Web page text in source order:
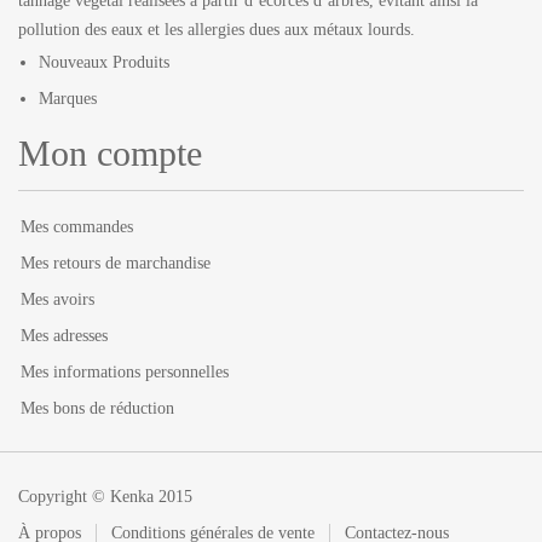
pollution des eaux et les allergies dues aux métaux lourds.
Nouveaux Produits
Marques
Mon compte
Mes commandes
Mes retours de marchandise
Mes avoirs
Mes adresses
Mes informations personnelles
Mes bons de réduction
Copyright © Kenka 2015
À propos
Conditions générales de vente Contactez-nous